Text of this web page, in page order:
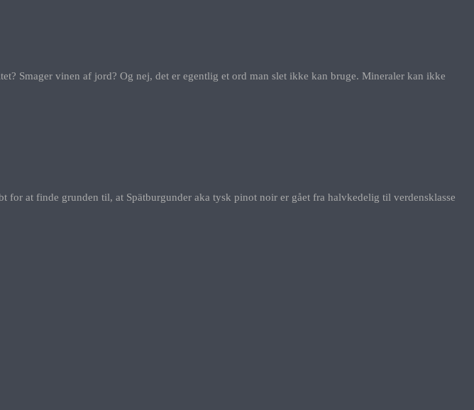
Smager vinen af jord? Og nej, det er egentlig et ord man slet ikke kan bruge. Mineraler kan ikke
at finde grunden til, at Spätburgunder aka tysk pinot noir er gået fra halvkedelig til verdensklasse